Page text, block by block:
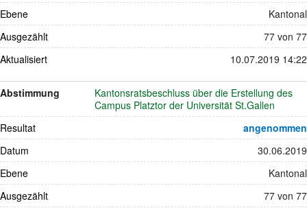
Ebene
Kantonal
Ausgezählt
77 von 77
Aktualisiert
10.07.2019 14:22
Abstimmung
Kantonsratsbeschluss über die Erstellung des
Campus Platztor der Universität St.Gallen
Resultat
angenommen
Datum
30.06.2019
Ebene
Kantonal
Ausgezählt
77 von 77